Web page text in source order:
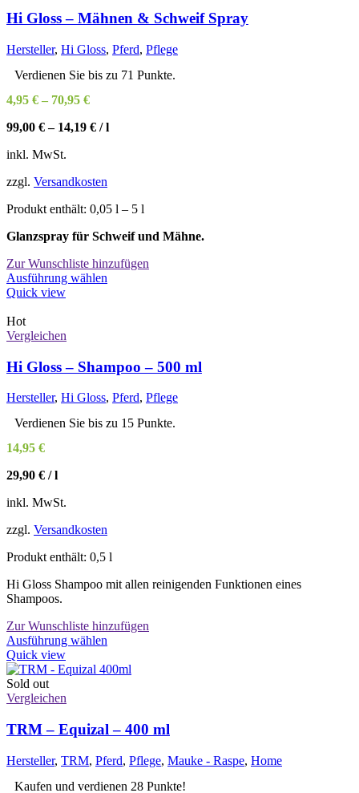
Optionen
können
auf
der
Produktseite
Hi Gloss – Mähnen & Schweif Spray
Hersteller, Hi Gloss, Pferd, Pflege
Verdienen Sie bis zu 71 Punkte.
4,95 € – 70,95 €
99,00 €– 14,19 € /l
inkl. MwSt.
zzgl. Versandkosten
Produkt enthält: 0,05 l – 5 l
Glanzspray für Schweif und Mähne.
Zur Wunschliste hinzufügen
Ausführung wählen
Die
Optionen
können
auf
der
Quick view
Hot
Vergleichen
Hi Gloss – Shampoo – 500 ml
Hersteller, Hi Gloss, Pferd, Pflege
Verdienen Sie bis zu 15 Punkte.
14,95 €
29,90 € /l
inkl. MwSt.
zzgl. Versandkosten
Produkt enthält: 0,5 l
Hi Gloss Shampoo mit allen reinigenden Funktionen eines
Shampoos.
Zur Wunschliste hinzufügen
Ausführung wählen
weist
Die
Optionen
können
auf
der
Quick view
Sold out
Vergleichen
TRM – Equizal – 400 ml
Hersteller, TRM, Pferd, Pflege, Mauke - Raspe, Home
Kaufen und verdienen 28 Punkte!